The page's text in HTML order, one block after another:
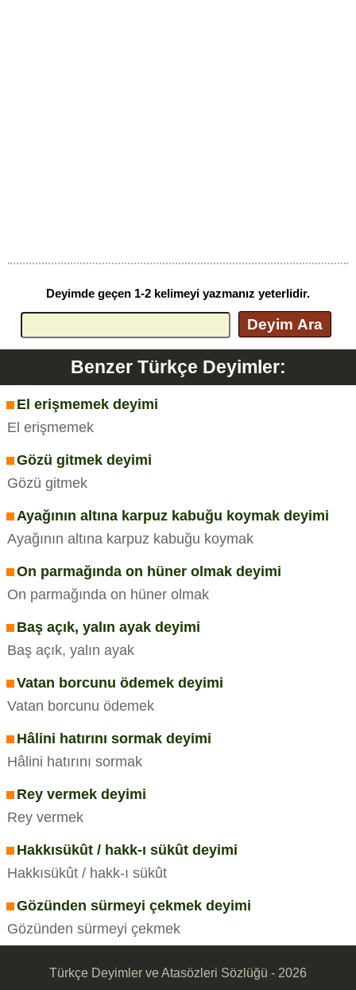
Deyimde geçen 1-2 kelimeyi yazmanız yeterlidir.
Deyim Ara
Benzer Türkçe Deyimler:
El erişmemek deyimi
El erişmemek
Gözü gitmek deyimi
Gözü gitmek
Ayağının altına karpuz kabuğu koymak deyimi
Ayağının altına karpuz kabuğu koymak
On parmağında on hüner olmak deyimi
On parmağında on hüner olmak
Baş açık, yalın ayak deyimi
Baş açık, yalın ayak
Vatan borcunu ödemek deyimi
Vatan borcunu ödemek
Hâlini hatırını sormak deyimi
Hâlini hatırını sormak
Rey vermek deyimi
Rey vermek
Hakkısükût / hakk-ı sükût deyimi
Hakkısükût / hakk-ı sükût
Gözünden sürmeyi çekmek deyimi
Gözünden sürmeyi çekmek
Türkçe Deyimler ve Atasözleri Sözlüğü - 2026